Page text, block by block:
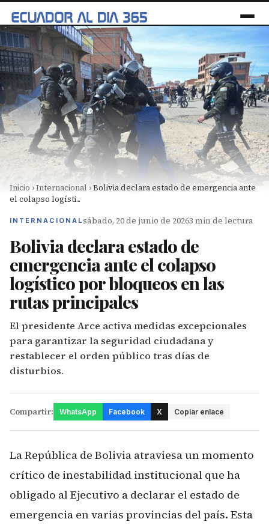
Inicio ›Internacional ›Bolivia declara estado de emergencia ante
el colapso logísti...
INTERNACIONALsábado, 20 de junio de 20263 min de lectura
Bolivia declara estado de
emergencia ante el colapso
logístico por bloqueos en las
rutas principales
El presidente Arce activa medidas excepcionales
para garantizar la seguridad ciudadana y
restablecer el orden público tras días de
disturbios.
Compartir: WhatsApp Facebook X Copiar enlace
La República de Bolivia atraviesa un momento
crítico de inestabilidad institucional que ha
obligado al Ejecutivo a declarar el estado de
emergencia en varias provincias del país. Esta